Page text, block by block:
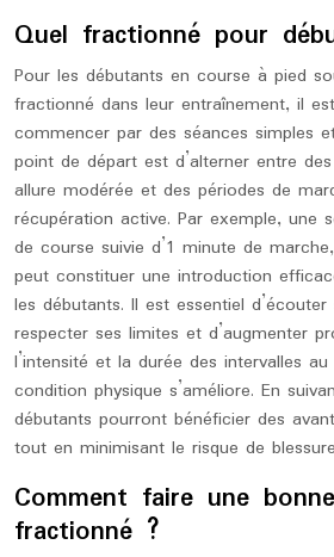
Quel fractionné pour
Pour les débutants en course à pied
fractionné dans leur entraînement, il
commencer par des séances simples
point de départ est d’alterner entre
allure modérée et des périodes de
récupération active. Par exemple, une
de course suivie d’1 minute de
peut constituer une introduction
les débutants. Il est essentiel
respecter ses limites et d’augmenter
l’intensité et la durée des intervalles
condition physique s’améliore. En
débutants pourront bénéficier des
tout en minimisant le risque de
Comment faire une
fractionné ?